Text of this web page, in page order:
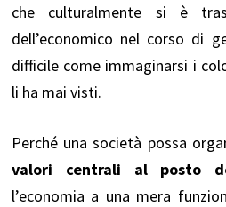
che culturalmente si è
dell’economico nel corso di
difficile come immaginarsi i
li ha mai visti.
Perché una società possa
valori centrali al posto
l’economia a una mera